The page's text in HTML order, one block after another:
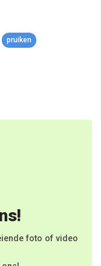
pruiken
foto of video